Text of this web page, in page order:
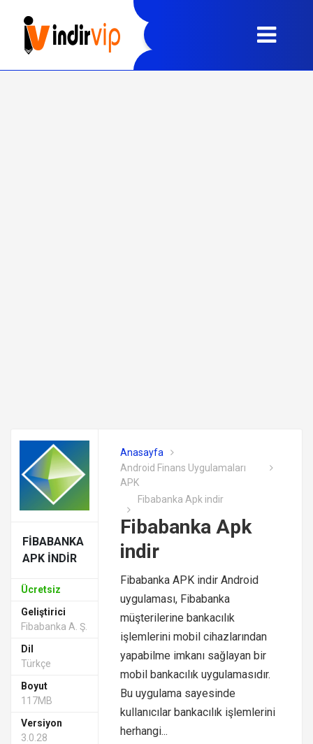
FIBABANKA
APK INDIR
Ücretsiz
Geliştirici
Fibabanka A. Ş.
Dil
Türkçe
Boyut
117MB
Versiyon
3.0.28
Anasayfa
Android Finans Uygulamaları
APK
Fibabanka Apk indir
Fibabanka Apk
indir
Fibabanka APK indir Android
uygulaması, Fibabanka
müşterilerine bankacılık
işlemlerini mobil cihazlarından
yapabilme imkanı sağlayan bir
mobil bankacılık uygulamasıdır.
Bu uygulama sayesinde
kullanıcılar bankacılık işlemlerini
herhangi...